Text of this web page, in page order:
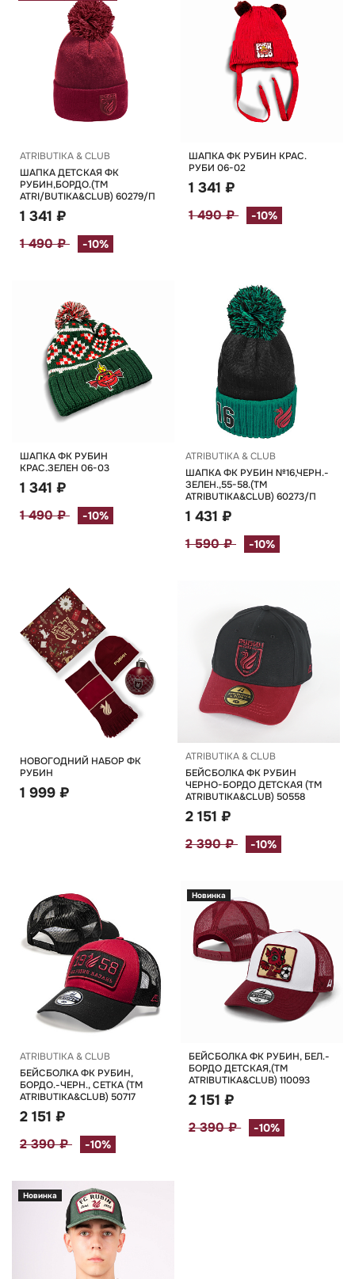
ATRIBUTIKA & CLUB
ШАПКА ДЕТСКАЯ ФК
РУБИН,БОРДО.(TM
ATRI/BUTIKA&CLUB) 60279/П
1 341 ₽
1 490 ₽ -10%
ШАПКА ФК РУБИН КРАС.
РУБИ 06-02
1 341 ₽
1 490 ₽ -10%
ШАПКА ФК РУБИН
КРАС.ЗЕЛЕН 06-03
1 341 ₽
1 490 ₽ -10%
ATRIBUTIKA & CLUB
ШАПКА ФК РУБИН №16,ЧЕРН.-
ЗЕЛЕН.,55-58.(TM
ATRIBUTIKA&CLUB) 60273/П
1 431 ₽
1 590 ₽ -10%
НОВОГОДНИЙ НАБОР ФК
РУБИН
1 999 ₽
ATRIBUTIKA & CLUB
БЕЙСБОЛКА ФК РУБИН
ЧЕРНО-БОРДО ДЕТСКАЯ (TM
ATRIBUTIKA&CLUB) 50558
2 151 ₽
2 390 ₽ -10%
ATRIBUTIKA & CLUB
БЕЙСБОЛКА ФК РУБИН,
БОРДО.-ЧЕРН., СЕТКА (TM
ATRIBUTIKA&CLUB) 50717
2 151 ₽
2 390 ₽ -10%
Новинка
БЕЙСБОЛКА ФК РУБИН, БЕЛ.-
БОРДО ДЕТСКАЯ,(TM
ATRIBUTIKA&CLUB) 110093
2 151 ₽
2 390 ₽ -10%
Новинка